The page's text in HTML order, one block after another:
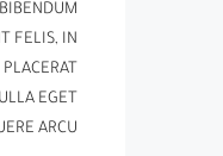
FELIS, IN
EGET
ARCU.